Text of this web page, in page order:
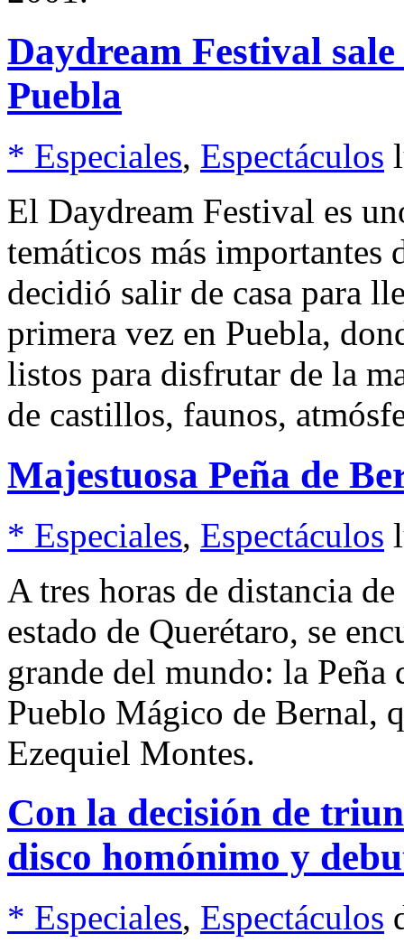
Daydream Festival
Puebla
* Especiales, Espectáculos
El Daydream Festival es
temáticos más importantes
decidió salir de casa para
primera vez en Puebla,
listos para disfrutar de la
de castillos, faunos,
Majestuosa Peña de
* Especiales, Espectáculos
A tres horas de distancia
estado de Querétaro, se
grande del mundo: la
Pueblo Mágico de Bernal,
Ezequiel Montes.
Con la decisión de
disco homónimo y
* Especiales, Espectáculos